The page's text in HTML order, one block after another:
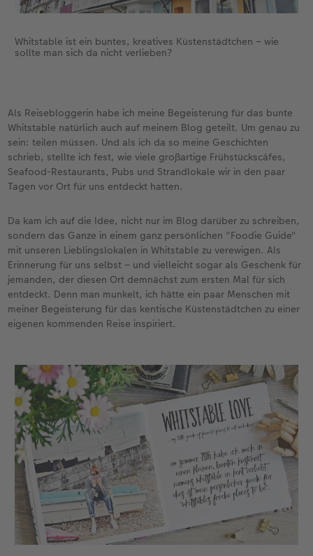
Whitstable ist ein buntes, kreatives Küstenstädtchen – wie
sollte man sich da nicht verlieben?
Als Reisebloggerin habe ich meine Begeisterung für das bunte
Whitstable natürlich auch auf meinem Blog geteilt. Um genau zu
sein: teilen müssen. Und als ich da so meine Geschichten
schrieb, stellte ich fest, wie viele großartige Frühstückscáfes,
Seafood-Restaurants, Pubs und Strandlokale wir in den paar
Tagen vor Ort für uns entdeckt hatten.
Da kam ich auf die Idee, nicht nur im Blog darüber zu schreiben,
sondern das Ganze in einem ganz persönlichen "Foodie Guide"
mit unseren Lieblingslokalen in Whitstable zu verewigen. Als
Erinnerung für uns selbst – und vielleicht sogar als Geschenk für
jemanden, der diesen Ort demnächst zum ersten Mal für sich
entdeckt. Denn man munkelt, ich hätte ein paar Menschen mit
meiner Begeisterung für das kentische Küstenstädtchen zu einer
eigenen kommenden Reise inspiriert.